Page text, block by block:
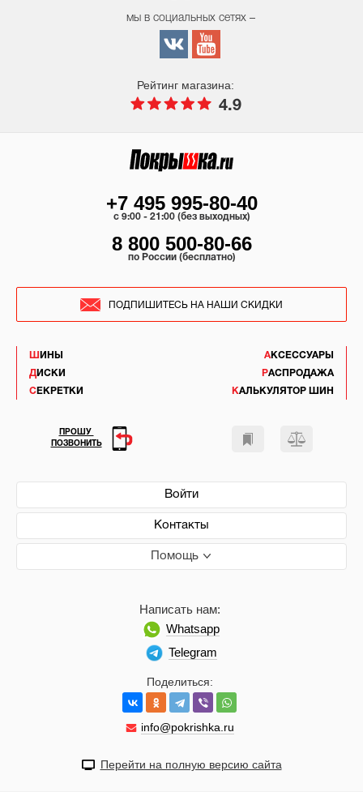
мы в социальных сетях –
Рейтинг магазина:
4.9
ШИНЫ
ДИСКИ
СЕКРЕТКИ
АКСЕССУАРЫ
РАСПРОДАЖА
КАЛЬКУЛЯТОР ШИН
Войти
Контакты
Помощь
Поделиться:
info@pokrishka.ru
Написать нам:
Whatsapp
Telegram
+7 495 995-80-40
c 9:00 - 21:00 (без выходных)
8 800 500-80-66
по России (бесплатно)
ПОДПИШИТЕСЬ НА НАШИ СКИДКИ
ПРОШУ
ПОЗВОНИТЬ
Перейти на полную версию сайта